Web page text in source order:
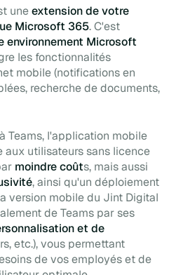
uneextension de votre
Microsoft 365. C'est
environnement Microsoft
les fonctionnalités
mobile (notifications en
recherche de documents,
Teams, l'application mobile
utilisateurs sans licence
moindre coûts, mais aussi
, ainsi qu'un déploiement
version mobile du Jint Digital
de Teams par ses
et de
etc.), vous permettant
de vos employés et de